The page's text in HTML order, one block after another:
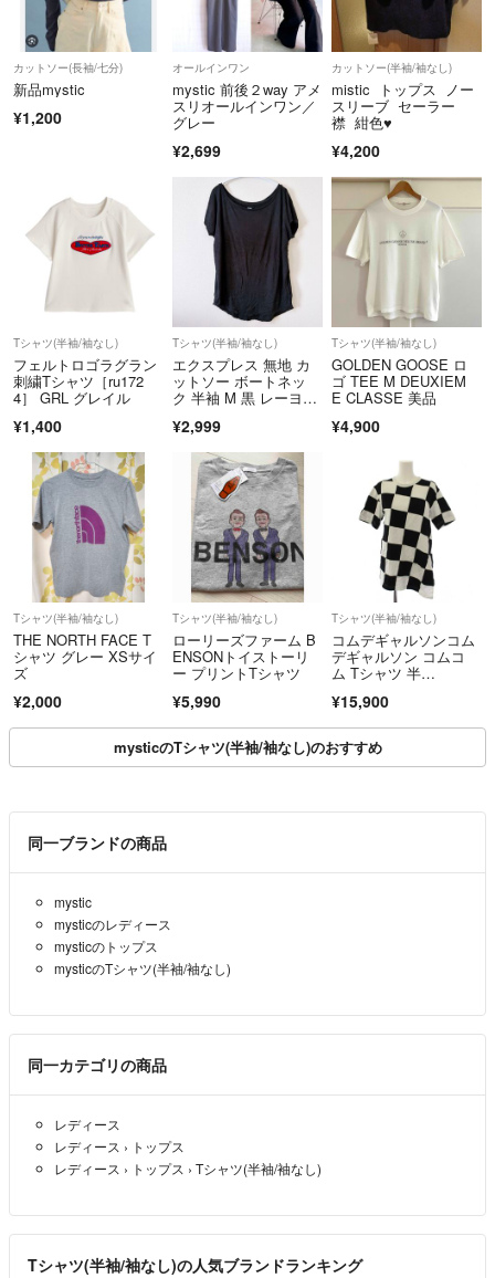
カラー...グリーン系
柄/デザイン...無地
汚れ・破れ・臭いなど...なし
④商品の色味について
ご使用の端末の設定により実物と画像の色味が異なる場合がございます
ので、気になる方はご購入前にご質問下さい！
⑤返品・キャンセルについて
万一商品到着後、当方の記載内容に不備や見落としなどがあり、商品説
明と著しく品質や状態が異なる場合はご相談下さい。なるべく柔軟な対
応をさせて頂きます！
それでは、引き続きお買い物をお楽しみ下さい(^^)
カットソー(長袖/七分)
新品mystic
¥1,200
オールインワン
mystic 前後２way アメ
スリオールインワン／
グレー
¥2,699
カットソー(半袖/袖なし)
mistic トップス ノー
スリーブ セーラー
襟 紺色♥
¥4,200
Tシャツ(半袖/袖なし)
フェルトロゴラグラン
刺繍Tシャツ［ru172
4］ GRL グレイル
¥1,400
Tシャツ(半袖/袖なし)
エクスプレス 無地 カ
ットソー ボートネッ
ク 半袖 M 黒 レーヨ
¥2,999
Tシャツ(半袖/袖なし)
GOLDEN GOOSE ロ
ゴ TEE M DEUXIEM
E CLASSE 美品
¥4,900
Tシャツ(半袖/袖なし)
THE NORTH FACE T
シャツ グレー XSサイ
ズ
¥2,000
Tシャツ(半袖/袖なし)
ローリーズファーム B
ENSONトイストーリ
ー プリントTシャツ
¥5,990
Tシャツ(半袖/袖なし)
コムデギャルソンコム
デギャルソン コムコ
ム Tシャツ 半
¥15,900
mysticのTシャツ(半袖/袖なし)のおすすめ
同一ブランドの商品
mystic
mysticのレディース
mysticのトップス
mysticのTシャツ(半袖/袖なし)
同一カテゴリの商品
レディース
レディース › トップス
レディース › トップス › Tシャツ(半袖/袖なし)
Tシャツ(半袖/袖なし)の人気ブランドランキング